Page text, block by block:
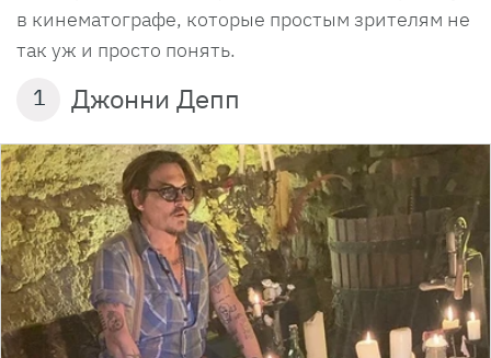
в кинематографе, которые простым зрителям не
так уж и просто понять.
1 Джонни Депп